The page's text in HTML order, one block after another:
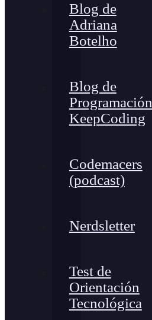
Blog de
Adriana
Botelho
Blog de
Programación
KeepCoding
Codemacers
(podcast)
Nerdsletter
Test de
Orientación
Tecnológica